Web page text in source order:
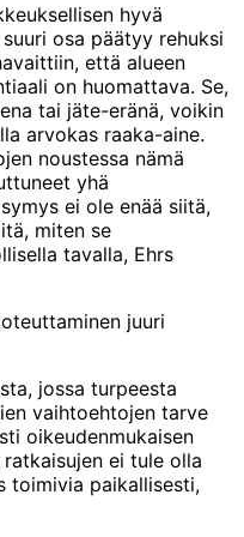
hyvä
osa päätyy rehuksi
että alueen
on huomattava. Se,
tai jäte-eränä, voikin
arvokas raaka-aine.
noustessa nämä
yhä
ei ole enää siitä,
miten se
tavalla, Ehrs
juuri
jossa turpeesta
vaihtoehtojen tarve
oikeudenmukaisen
ei tule olla
toimivia paikallisesti,